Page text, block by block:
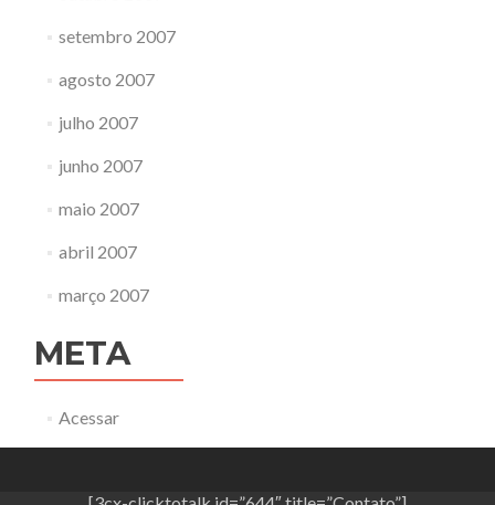
setembro 2007
agosto 2007
julho 2007
junho 2007
maio 2007
abril 2007
março 2007
META
Acessar